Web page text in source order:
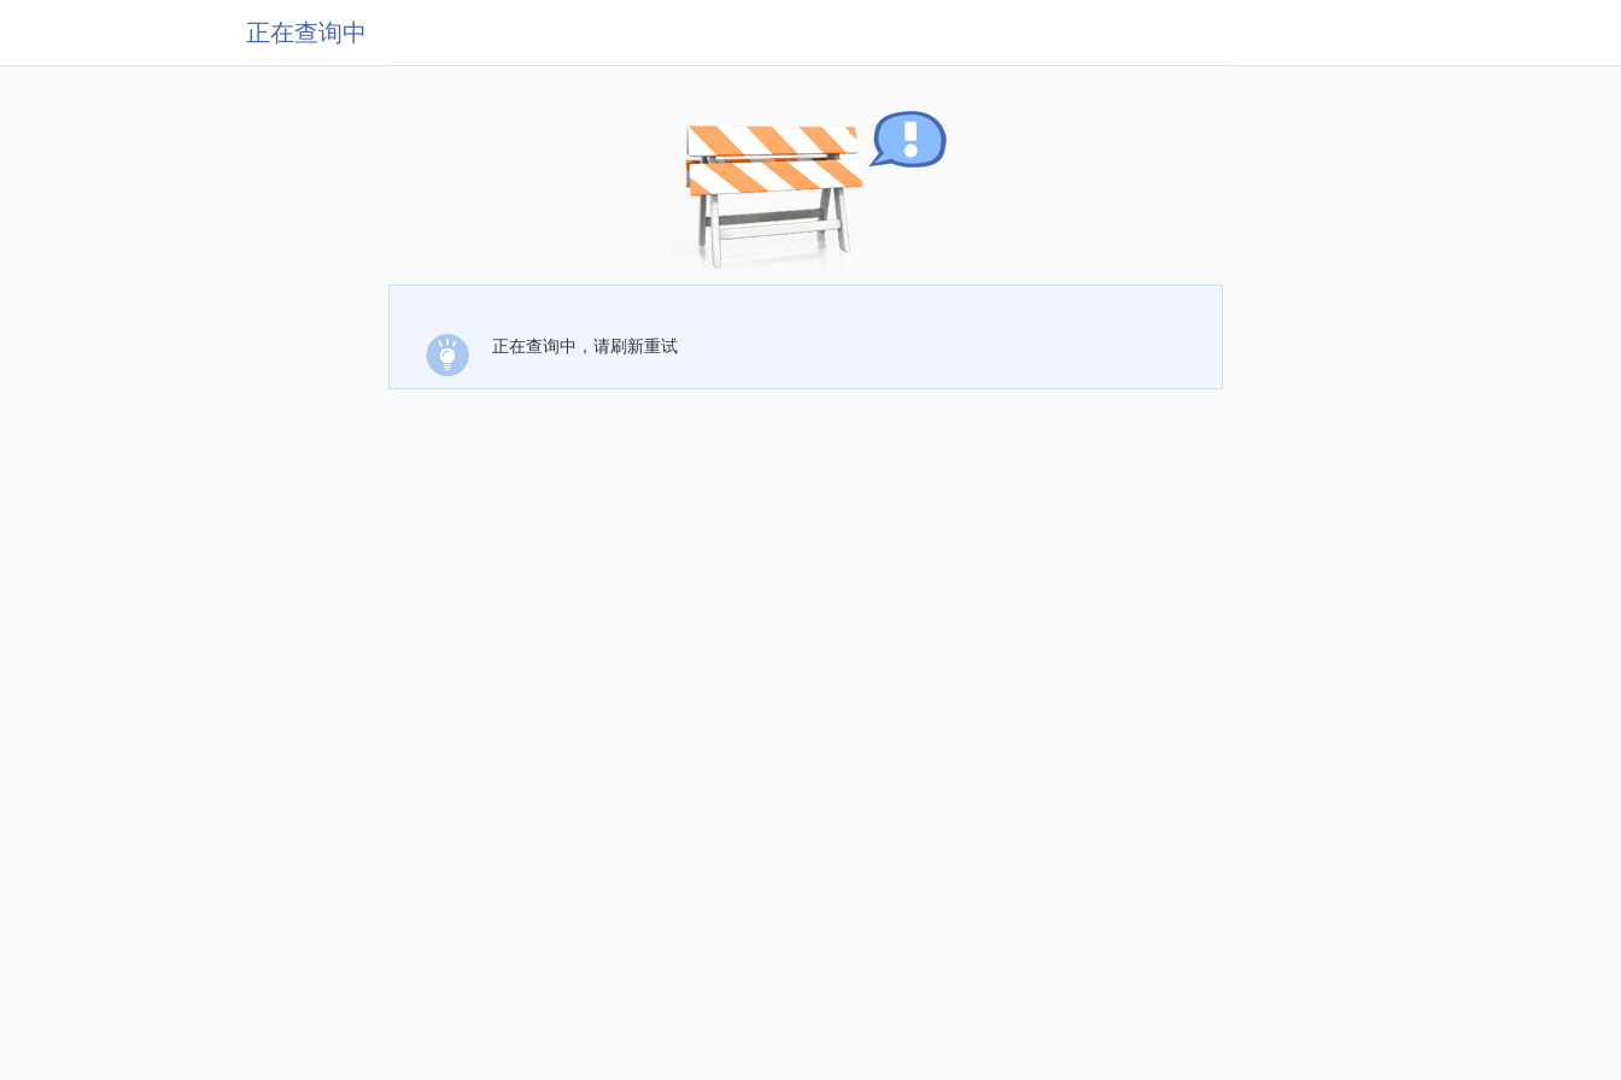
正在查询中
正在查询中，请刷新重试